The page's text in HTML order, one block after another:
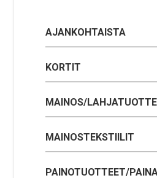
AJANKOHTAISTA
KORTIT
MAINOS/
MAINOSTEKSTIILIT
PAINOTUOTTEET/